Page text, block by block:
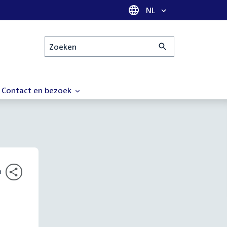
Taal selectie
NL
Zoeken
Contact en bezoek